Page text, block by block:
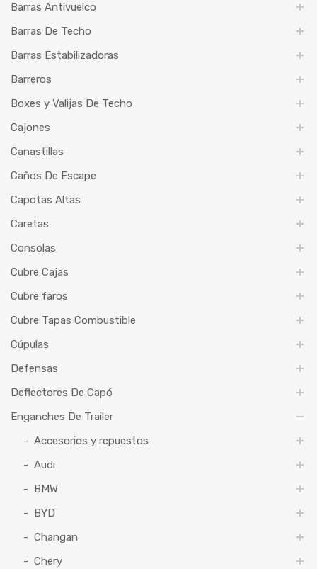
Barras Antivuelco
Barras De Techo
Barras Estabilizadoras
Barreros
Boxes y Valijas De Techo
Cajones
Canastillas
Caños De Escape
Capotas Altas
Caretas
Consolas
Cubre Cajas
Cubre faros
Cubre Tapas Combustible
Cúpulas
Defensas
Deflectores De Capó
Enganches De Trailer
Accesorios y repuestos
Audi
BMW
BYD
Changan
Chery